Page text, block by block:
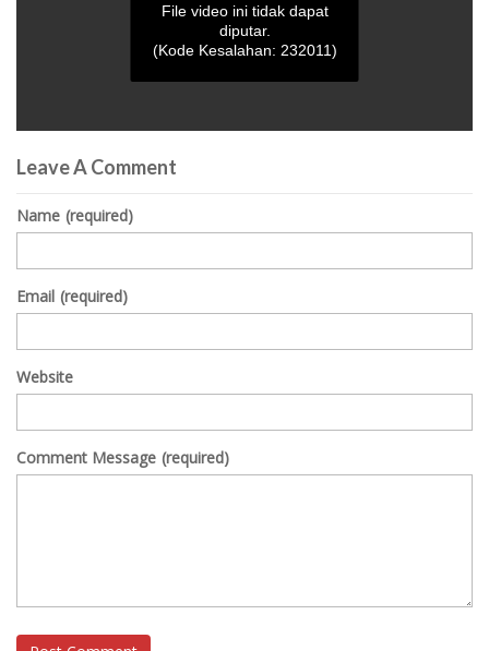
seconds
of
seconds
File video ini tidak dapat
diputar.
(Kode Kesalahan: 232011)
Leave A Comment
Name (required)
Email (required)
Website
Comment Message (required)